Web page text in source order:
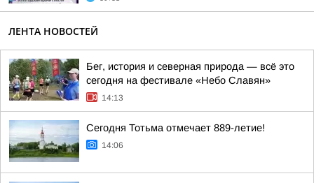
ЛЕНТА НОВОСТЕЙ
Бег, история и северная природа — всё это
сегодня на фестивале «Небо Славян»
14:13
Сегодня Тотьма отмечает 889-летие!
14:06